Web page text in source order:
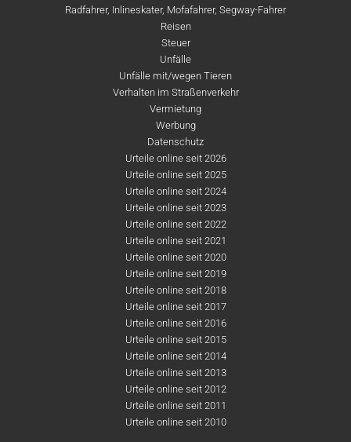
Radfahrer, Inlineskater, Mofafahrer, Segway-Fahrer
Reisen
Steuer
Unfälle
Unfälle mit/wegen Tieren
Verhalten im Straßenverkehr
Vermietung
Werbung
Datenschutz
Urteile online seit 2026
Urteile online seit 2025
Urteile online seit 2024
Urteile online seit 2023
Urteile online seit 2022
Urteile online seit 2021
Urteile online seit 2020
Urteile online seit 2019
Urteile online seit 2018
Urteile online seit 2017
Urteile online seit 2016
Urteile online seit 2015
Urteile online seit 2014
Urteile online seit 2013
Urteile online seit 2012
Urteile online seit 2011
Urteile online seit 2010